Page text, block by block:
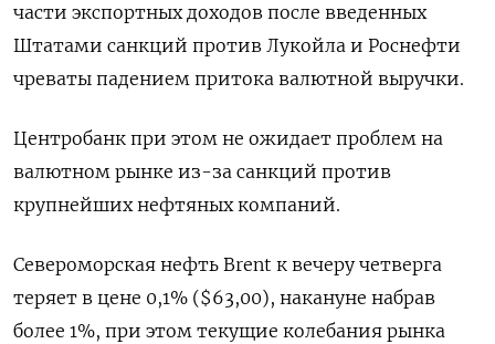
части экспортных доходов после введенных
Штатами санкций против Лукойла и Роснефти
чреваты падением притока валютной выручки.
Центробанк при этом не ожидает проблем на
валютном рынке из-за санкций против
крупнейших нефтяных компаний.
Североморская нефть Brent к вечеру четверга
теряет в цене 0,1% ($63,00), накануне набрав
более 1%, при этом текущие колебания рынка